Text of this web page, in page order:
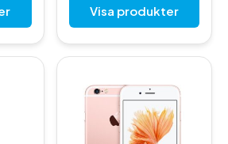
Visa produkter